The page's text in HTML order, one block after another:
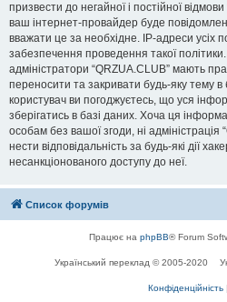
призвести до негайної і постійної
ваш інтернет-провайдер буде
вважати це за необхідне. IP-адреси усіх
забезпечення проведення такої
адміністратори “QRZUA.CLUB” мають
переносити та закривати будь-яку тему в
користувач ви погоджуєтесь, що уся
зберігатись в базі даних. Хоча ця
особам без вашої згоди, ні
нести відповідальність за будь-які дії
несанкціонованого доступу до неї.
Список форумів
Працює на phpBB® Forum
Український переклад © 2005-2020
Конфіденційність